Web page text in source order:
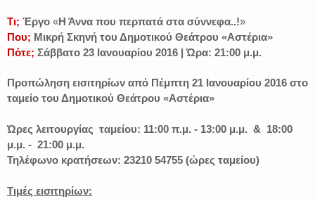
Τι; Έργο «Η Άννα που περπατά στα σύννεφα..!»
Που; Μικρή Σκηνή του Δημοτικού Θεάτρου «Αστέρια»
Πότε; Σάββατο 23 Ιανουαρίου 2016 | Ώρα: 21:00 μ.μ.
Προπώληση εισιτηρίων από Πέμπτη 21 Ιανουαρίου 2016 στο
ταμείο του Δημοτικού Θεάτρου «Αστέρια»
Ώρες λειτουργίας ταμείου: 11:00 π.μ. - 13:00 μ.μ. & 18:00
μ.μ. - 21:00 μ.μ.
Τηλέφωνο κρατήσεων: 23210 54755 (ώρες ταμείου)
Τιμές εισιτηρίων: